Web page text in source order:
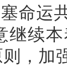
命运
继续
，加